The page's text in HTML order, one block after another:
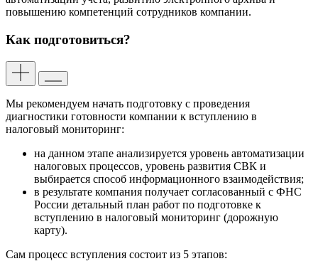
повышению компетенций сотрудников компании.
Как подготовиться?
Мы рекомендуем начать подготовку с проведения
диагностики готовности компании к вступлению в
налоговый мониторинг:
на данном этапе анализируется уровень автоматизации
налоговых процессов, уровень развития СВК и
выбирается способ информационного взаимодействия;
в результате компания получает согласованный с ФНС
России детальный план работ по подготовке к
вступлению в налоговый мониторинг (дорожную
карту).
Сам процесс вступления состоит из 5 этапов: